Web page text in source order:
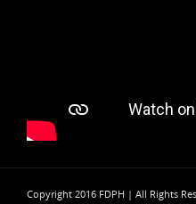
Copyright 2016 FDPH | All Rights